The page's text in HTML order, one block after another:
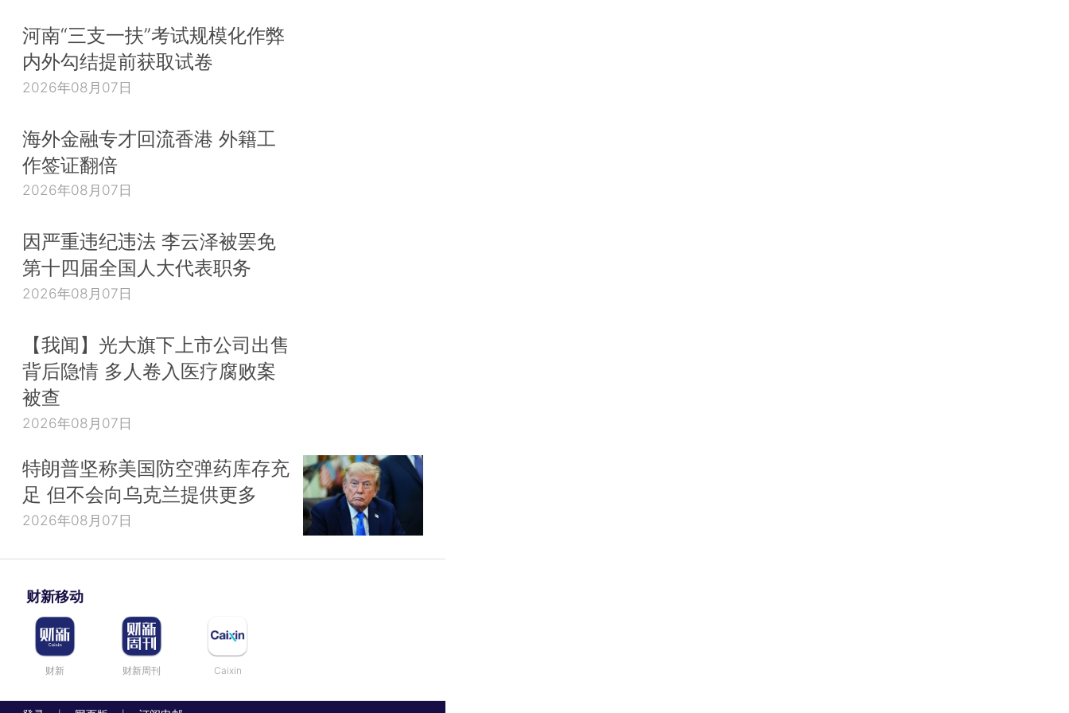
河南“三支一扶”考试规模化作弊
内外勾结提前获取试卷
2026年08月07日
海外金融专才回流香港 外籍工
作签证翻倍
2026年08月07日
因严重违纪违法 李云泽被罢免
第十四届全国人大代表职务
2026年08月07日
【我闻】光大旗下上市公司出售
背后隐情 多人卷入医疗腐败案
被查
2026年08月07日
特朗普坚称美国防空弹药库存充
足 但不会向乌克兰提供更多
2026年08月07日
财新移动
财新 财新周刊 Caixin